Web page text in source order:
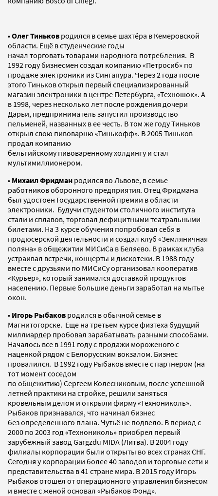
•Олег Тиньков родился в семье шахтёра в Кемеровской
области. Ещё в студенческие годы
начал торговать товарами народного потребления. В
1992 году бизнесмен создал компанию «Петросиб» по
продаже электроники из Сингапура. Через 2 года после
этого Тиньков открыл первый специализированный
магазин электроники в центре Петербурга, «Техношок». А
в 1998, через несколько лет после рождения дочери
Дарьи, предприниматель запустил производство
пельменей, названных в ее честь. В том же году Тиньков
открыл свою пивоварню «Тинькофф». В 2005 Тиньков
продал компанию
бельгийскому пивоваренному холдингу и стал
мультимиллионером.
• Михаил Фридман родился во Львове, в семье
работников оборонного предприятия. Отец Фридмана
был удостоен Государственной премии в области
электроники. Будучи студентом столичного института
стали и сплавов, торговал дефицитными театральными
билетами. На 3 курсе обучения попробовал себя в
продюсерской деятельности и создал клуб «Земляничная
поляна» в общежитии МИСиСа в Беляево. В рамках клуба
устраивал встречи, концерты и дискотеки. В 1988 году
вместе с друзьями по МИСиСу организовал кооператив
«Курьер», который занимался доставкой продуктов
населению. Первые большие деньги заработал на мытье
окон.
• Игорь Рыбаков родился в обычной семье в
Магнитогорске. Еще на третьем курсе физтеха будущий
миллиардер пробовал зарабатывать разными способами.
Началось все в 1991 году с продажи мороженого с
наценкой рядом с Белорусским вокзалом. Бизнес
провалился. В 1992 году Рыбаков вместе с партнером (на
тот момент соседом
по общежитию) Сергеем Колесниковым, после успешной
летней практики на стройке, решили заняться
кровельным делом и открыли фирму «Технониколь».
Рыбаков признавался, что начинал бизнес
без определенного плана. Чутьё не подвело. В период с
2000 по 2003 год «Технониколь» приобрел первый
зарубежный завод Gargzdu MIDA (Литва). В 2004 году
филиалы корпорации были открыты во всех странах СНГ.
Сегодня у корпорации более 40 заводов и торговые сети и
представительства в 41 стране мира. В 2015 году Игорь
Рыбаков отошел от операционного управления бизнесом
и вместе с женой основал «Рыбаков Фонд».